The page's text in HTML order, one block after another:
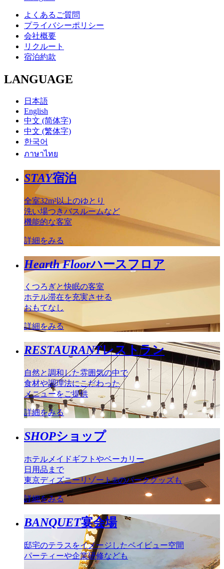
よくあるご質問
プライバシーポリシー
会社概要
リクルート
宿泊約款
LANGUAGE
日本語
English
中文 (简体字)
中文 (繁体字)
한국어
ภาษาไทย
STAY宿泊
全室32m²以上のゆとり
洗い場つきバスルームなど
機能的な客室
詳細をみる
Hearth Floorハースフロア
くつろぎと快眠の客室
ホテル滞在を充実させる
おもてなし
詳細をみる
RESTAURANTレストラン
自然と調和した雰囲気の中で
食材や調理法にこだわった
メニューをご提供
詳細をみる
SHOPショップ
ホテルメイドギフトやベーカリー
日用品まで
東京ディズニーリゾート®のパークグッズも
詳細をみる
BANQUET宴会場
邸宅のテラスをイメージしたベイビュー空間
パーティーや企業研修なども